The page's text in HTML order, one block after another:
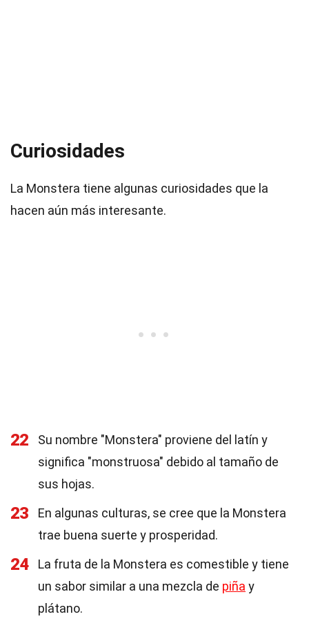
Curiosidades
La Monstera tiene algunas curiosidades que la
hacen aún más interesante.
22
Su nombre "Monstera" proviene del latín y
significa "monstruosa" debido al tamaño de
sus hojas.
23
En algunas culturas, se cree que la Monstera
trae buena suerte y prosperidad.
24
La fruta de la Monstera es comestible y tiene
un sabor similar a una mezcla de piña y
plátano.